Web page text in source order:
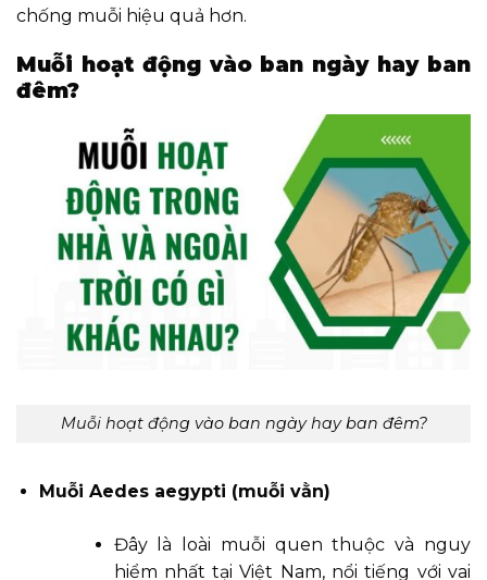
chống muỗi hiệu quả hơn.
Muỗi hoạt động vào ban ngày hay ban
đêm?
Muỗi hoạt động vào ban ngày hay ban đêm?
Muỗi Aedes aegypti (muỗi vằn)
Đây là loài muỗi quen thuộc và nguy
hiểm nhất tại Việt Nam, nổi tiếng với vai